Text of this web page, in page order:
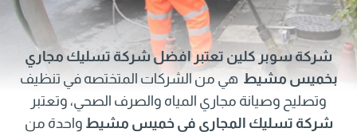
شركة سوبر كلين تعتبر افضل شركة تسليك مجاري
بخميس مشيط هي من الشركات المتختصه في تنظيف
وتصليح وصيانة مجاري المياه والصرف الصحي، وتعتبر
شركة تسليك المجاري في خميس مشيط واحدة من